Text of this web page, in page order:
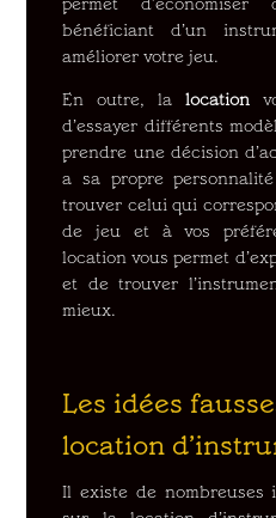
permet
bénéficiant d’un
améliorer votre jeu.
En outre, la location
d’essayer différents
prendre une décision
a sa propre
trouver celui qui
de jeu et à vos
location vous permet
et de trouver
mieux.
Les idées
location
Il existe de nombreuses